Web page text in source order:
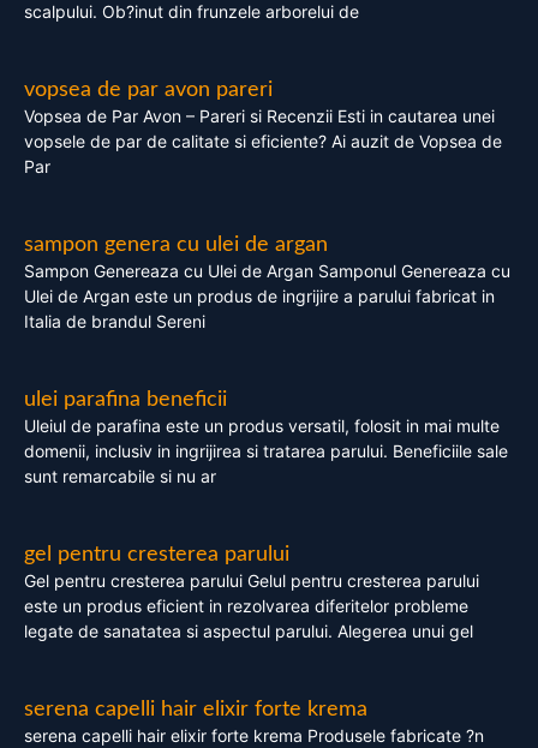
scalpului. Ob?inut din frunzele arborelui de
vopsea de par avon pareri
Vopsea de Par Avon – Pareri si Recenzii Esti in cautarea unei
vopsele de par de calitate si eficiente? Ai auzit de Vopsea de
Par
sampon genera cu ulei de argan
Sampon Genereaza cu Ulei de Argan Samponul Genereaza cu
Ulei de Argan este un produs de ingrijire a parului fabricat in
Italia de brandul Sereni
ulei parafina beneficii
Uleiul de parafina este un produs versatil, folosit in mai multe
domenii, inclusiv in ingrijirea si tratarea parului. Beneficiile sale
sunt remarcabile si nu ar
gel pentru cresterea parului
Gel pentru cresterea parului Gelul pentru cresterea parului
este un produs eficient in rezolvarea diferitelor probleme
legate de sanatatea si aspectul parului. Alegerea unui gel
serena capelli hair elixir forte krema
serena capelli hair elixir forte krema Produsele fabricate ?n